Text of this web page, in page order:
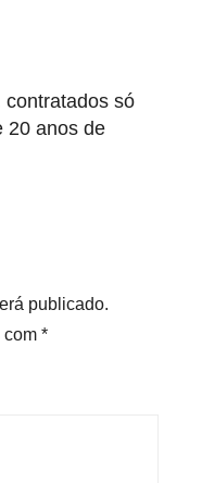
contratados só
20 anos de
publicado.
com *